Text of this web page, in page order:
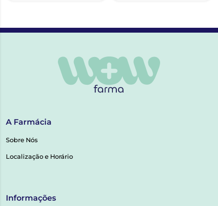
A Farmácia
Sobre Nós
Localização e Horário
Informações